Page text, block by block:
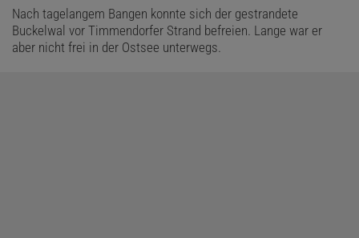
Nach tagelangem Bangen konnte sich der gestrandete
Buckelwal vor Timmendorfer Strand befreien. Lange war er
aber nicht frei in der Ostsee unterwegs.